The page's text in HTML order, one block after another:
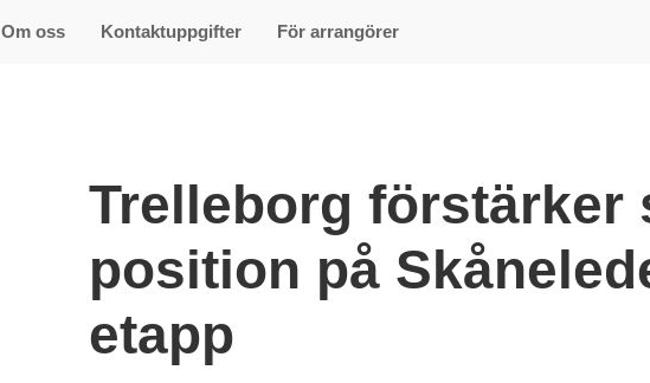
Om oss Kontaktuppgifter För arrangörer
Trelleborg förstärker
position på
etapp